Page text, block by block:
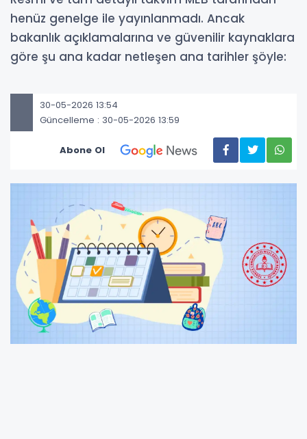
henüz genelge ile yayınlanmadı. Ancak
bakanlık açıklamalarına ve güvenilir kaynaklara
göre şu ana kadar netleşen ana tarihler şöyle:
30-05-2026 13:54
Güncelleme : 30-05-2026 13:59
Abone Ol